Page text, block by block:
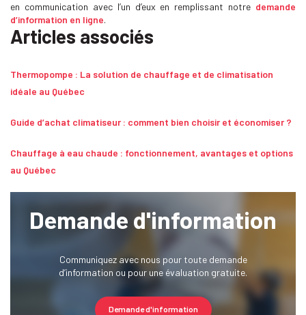
en communication avec l’un d’eux en remplissant notre demande
d’information en ligne.
Articles associés
Thermopompe : La solution de chauffage et de climatisation
idéale au Québec
Guide d’achat climatiseur : comment bien choisir et économiser ?
Chauffage à eau chaude : fonctionnement, avantages et options
au Québec
Demande d'information
Communiquez avec nous pour toute demande
d’information ou pour une évaluation gratuite.
Demande d'information